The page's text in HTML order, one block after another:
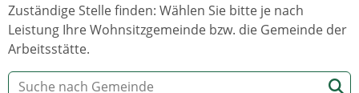
Zuständige Stelle finden: Wählen Sie bitte je nach
Leistung Ihre Wohnsitzgemeinde bzw. die Gemeinde der
Arbeitsstätte.